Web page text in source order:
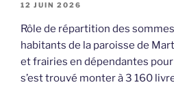
12 JUIN 2026
Rôle de répartition des
habitants de la paroisse de
et frairies en dépendantes pour
s’est trouvé monter à 3 160